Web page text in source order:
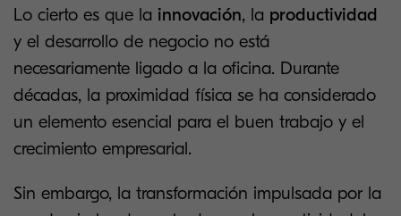
Lo cierto es que la innovación, la productividad
y el desarrollo de negocio no está
necesariamente ligado a la oficina. Durante
décadas, la proximidad física se ha considerado
un elemento esencial para el buen trabajo y el
crecimiento empresarial.
Sin embargo, la transformación impulsada por la